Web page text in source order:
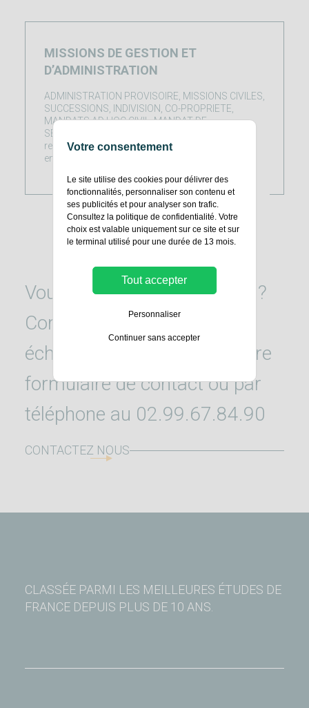
MISSIONS DE GESTION ET
D’ADMINISTRATION
ADMINISTRATION PROVISOIRE, MISSIONS CIVILES,
SUCCESSIONS, INDIVISION, CO-PROPRIETE,
MANDATS AD HOC CIVIL, MANDAT DE
SEQUESTRE, MISSIONS D’EXPERTISE Vous
rencontrez des difficultés dans la gestion d’une
entreprise pour défaut de…
EN SAVOIR PLUS
Vous faites face à une crise ?
Contactez-nous pour un
échange confidentiel via notre
formulaire de contact ou par
téléphone au 02.99.67.84.90
CONTACTEZ NOUS
CLASSÉE PARMI LES MEILLEURES ÉTUDES DE
FRANCE DEPUIS PLUS DE 10 ANS.
Votre consentement
Le site utilise des cookies pour délivrer des
fonctionnalités, personnaliser son contenu et
ses publicités et pour analyser son trafic.
Consultez lapolitique de confidentialité. Votre
choix est valable uniquement sur ce site et sur
le terminal utilisé pour une durée de 13 mois.
Tout accepter
Personnaliser
Continuer sans accepter